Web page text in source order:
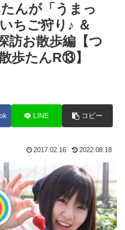
んが「うまっ
ちご狩り♪ ＆
訪お散歩編【つ
歩たんR⑬】
LINE コピー
2017.02.16 2022.08.18